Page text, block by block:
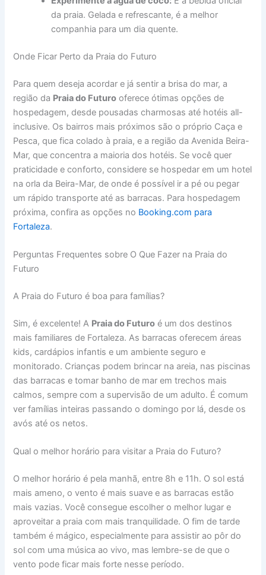
da praia. Gelada e refrescante, é a melhor
companhia para um dia quente.
Onde Ficar Perto da Praia do Futuro
Para quem deseja acordar e já sentir a brisa do mar, a
região da Praia do Futuro oferece ótimas opções de
hospedagem, desde pousadas charmosas até hotéis all-
inclusive. Os bairros mais próximos são o próprio Caça e
Pesca, que fica colado à praia, e a região da Avenida Beira-
Mar, que concentra a maioria dos hotéis. Se você quer
praticidade e conforto, considere se hospedar em um hotel
na orla da Beira-Mar, de onde é possível ir a pé ou pegar
um rápido transporte até as barracas. Para hospedagem
próxima, confira as opções no Booking.com para
Fortaleza.
Perguntas Frequentes sobre O Que Fazer na Praia do
Futuro
A Praia do Futuro é boa para famílias?
Sim, é excelente! A Praia do Futuro é um dos destinos
mais familiares de Fortaleza. As barracas oferecem áreas
kids, cardápios infantis e um ambiente seguro e
monitorado. Crianças podem brincar na areia, nas piscinas
das barracas e tomar banho de mar em trechos mais
calmos, sempre com a supervisão de um adulto. É comum
ver famílias inteiras passando o domingo por lá, desde os
avós até os netos.
Qual o melhor horário para visitar a Praia do Futuro?
O melhor horário é pela manhã, entre 8h e 11h. O sol está
mais ameno, o vento é mais suave e as barracas estão
mais vazias. Você consegue escolher o melhor lugar e
aproveitar a praia com mais tranquilidade. O fim de tarde
também é mágico, especialmente para assistir ao pôr do
sol com uma música ao vivo, mas lembre-se de que o
vento pode ficar mais forte nesse período.